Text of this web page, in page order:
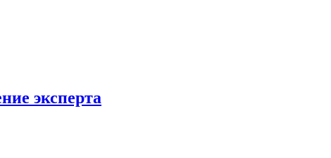
эксперта